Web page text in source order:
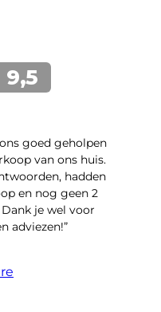
goed geholpen
van ons huis.
hadden
en nog geen 2
je wel voor
adviezen!”